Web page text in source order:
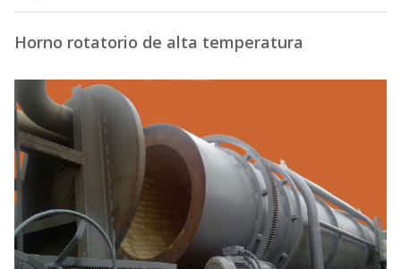
Horno rotatorio de alta temperatura